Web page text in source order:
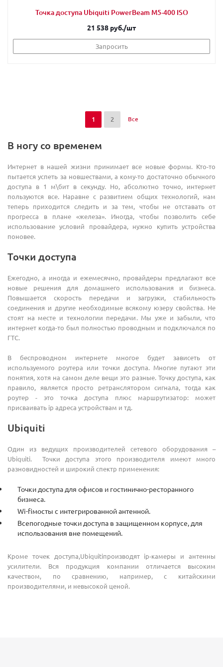
Точка доступа Ubiquiti PowerBeam M5-400 ISO
21 538 руб./шт
Запросить
1 2 Все
В ногу со временем
Интернет в нашей жизни принимает все новые формы. Кто-то
пытается успеть за новшествами, а кому-то достаточно обычного
доступа в 1 м\бит в секунду. Но, абсолютно точно, интернет
пользуются все. Наравне с развитием общих технологий, нам
теперь приходится следить и за тем, чтобы не отставать от
прогресса в плане «железа». Иногда, чтобы позволить себе
использование условий провайдера, нужно купить устройства
поновее.
Точки доступа
Ежегодно, а иногда и ежемесячно, провайдеры предлагают все
новые решения для домашнего использования и бизнеса.
Повышается скорость передачи и загрузки, стабильность
соединения и другие необходимые всякому юзеру свойства. Не
стоят на месте и технологии передачи. Мы уже и забыли, что
интернет когда-то был полностью проводным и подключался по
ГТС.
В беспроводном интернете многое будет зависеть от
используемого роутера или точки доступа. Многие путают эти
понятия, хотя на самом деле вещи это разные. Точку доступа, как
правило, является просто ретранслятором сигнала, тогда как
роутер - это точка доступа плюс маршрутизатор: может
присваивать ip адреса устройствам и тд.
Ubiquiti
Один из ведущих производителей сетевого оборудования –
Ubiquiti. Точки доступа этого производителя имеют много
разновидностей и широкий спектр применения:
Точки доступа для офисов и гостинично-ресторанного
бизнеса.
Wi-fiмосты с интегрированной антенной.
Всепогодные точки доступа в защищенном корпусе, для
использования вне помещений.
Кроме точек доступа,Ubiquitiпроизводят ip-камеры и антенны
усилители. Вся продукция компании отличается высоким
качеством, по сравнению, например, с китайскими
производителями, и невысокой ценой.